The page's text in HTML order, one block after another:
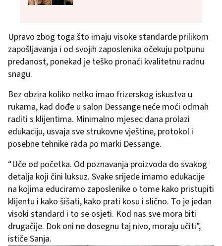
Upravo zbog toga što imaju visoke standarde prilikom
zapošljavanja i od svojih zaposlenika očekuju potpunu
predanost, ponekad je teško pronaći kvalitetnu radnu
snagu.
Bez obzira koliko netko imao frizerskog iskustva u
rukama, kad dođe u salon Dessange neće moći odmah
raditi s klijentima. Minimalno mjesec dana prolazi
edukaciju, usvaja sve strukovne vještine, protokol i
posebne tehnike rada po marki Dessange.
“Uče od početka. Od poznavanja proizvoda do svakog
detalja koji čini luksuz. Svake srijede imamo edukacije
na kojima educiramo zaposlenike o tome kako pristupiti
klijentu i kako šišati, kako prati kosu i slično. To je jedan
visoki standard i to se osjeti. Kod nas sve mora biti
drugačije. Dok oni ne dosegnu taj nivo, moraju učiti”,
ističe Sanja.